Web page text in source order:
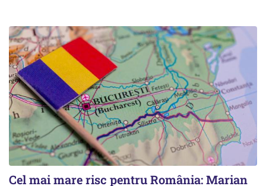
Cel mai mare risc pentru România: Marian